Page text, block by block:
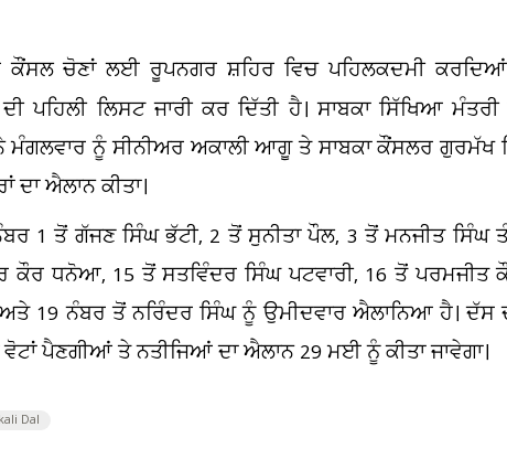
ਕੌਂਸਲ ਚੋਣਾਂ ਲਈ ਰੂਪਨਗਰ ਸ਼ਹਿਰ ਵਿਚ ਪਹਿਲਕਦਮੀ
ਪਹਿਲੀ ਲਿਸਟ ਜਾਰੀ ਕਰ ਦਿੱਤੀ ਹੈ। ਸਾਬਕਾ ਸਿੱਖਿਆ
ਮੰਗਲਵਾਰ ਨੂੰ ਸੀਨੀਅਰ ਅਕਾਲੀ ਆਗੂ ਤੇ ਸਾਬਕਾ ਕੌਂਸਲਰ ਗੁਰਮੱਖ
ਦਾ ਐਲਾਨ ਕੀਤਾ।
1 ਤੋਂ ਗੱਜਣ ਸਿੰਘ ਭੱਟੀ, 2 ਤੋਂ ਸੁਨੀਤਾ ਪੌਲ, 3 ਤੋਂ ਮਨਜੀਤ ਸਿੰਘ
ਕੌਰ ਧਨੋਆ, 15 ਤੋਂ ਸਤਵਿੰਦਰ ਸਿੰਘ ਪਟਵਾਰੀ, 16 ਤੋਂ ਪਰਮਜੀਤ
19 ਨੰਬਰ ਤੋਂ ਨਰਿੰਦਰ ਸਿੰਘ ਨੂੰ ਉਮੀਦਵਾਰ ਐਲਾਨਿਆ ਹੈ।
ਪੈਣਗੀਆਂ ਤੇ ਨਤੀਜਿਆਂ ਦਾ ਐਲਾਨ 29 ਮਈ ਨੂੰ ਕੀਤਾ ਜਾਵੇਗਾ।
Dal
ਅੰਮ੍ਰਿਤਸਰ